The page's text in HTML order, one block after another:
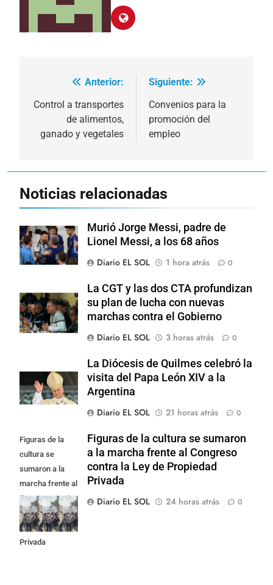
Navegación
de
entradas
Anterior:
Control a transportes
de alimentos,
ganado y vegetales
Siguiente:
Convenios para la
promoción del
empleo
Noticias relacionadas
Murió Jorge Messi, padre de
Lionel Messi, a los 68 años
Diario EL SOL
1 hora atrás 0
La CGT y las dos CTA profundizan
su plan de lucha con nuevas
marchas contra el Gobierno
Diario EL SOL
3 horas atrás 0
La Diócesis de Quilmes celebró la
visita del Papa León XIV a la
Argentina
Diario EL SOL
21 horas atrás 0
Figuras de la
cultura se
sumaron a la
marcha frente al
Congreso contra
la Ley de
Propiedad
Privada
Figuras de la cultura se sumaron
a la marcha frente al Congreso
contra la Ley de Propiedad
Privada
Diario EL SOL
24 horas atrás 0